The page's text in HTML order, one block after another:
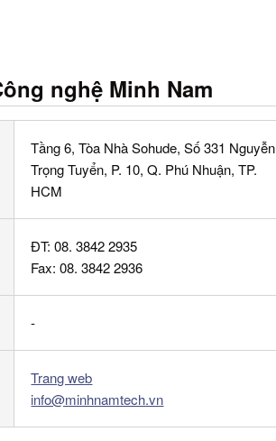
nghệ Minh Nam
Tầng 6, Tòa Nhà Sohude, Số 331 Nguyễn
Trọng Tuyển, P. 10, Q. Phú Nhuận, TP.
HCM
ĐT:08. 3842 2935
Fax:08. 3842 2936
-
Trang web
info@minhnamtech.vn